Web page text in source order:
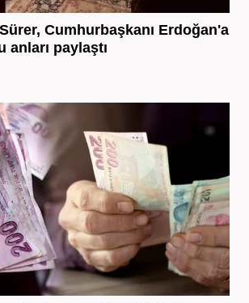
Sürer, Cumhurbaşkanı Erdoğan'a
anları paylaştı